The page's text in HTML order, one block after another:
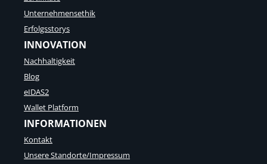
Unternehmensethik
Erfolgsstorys
INNOVATION
Nachhaltigkeit
Blog
eIDAS2
Wallet Platform
INFORMATIONEN
Kontakt
Unsere Standorte/Impressum